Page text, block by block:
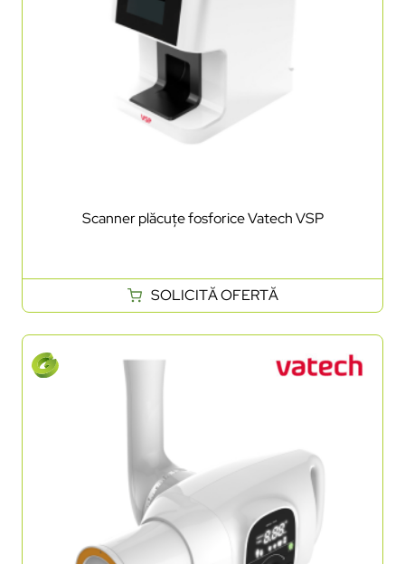
Scanner plăcuțe fosforice Vatech VSP
SOLICITĂ OFERTĂ